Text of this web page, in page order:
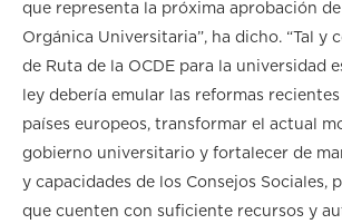
que representa la próxima aprobación
Orgánica Universitaria”, ha dicho. “Tal y
de Ruta de la OCDE para la universidad
ley debería emular las reformas
países europeos, transformar el actual
gobierno universitario y fortalecer de
y capacidades de los Consejos Sociales,
que cuenten con suficiente recursos y